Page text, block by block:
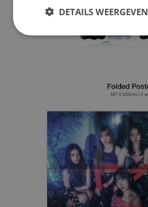
DETAILS WEERGEVEN